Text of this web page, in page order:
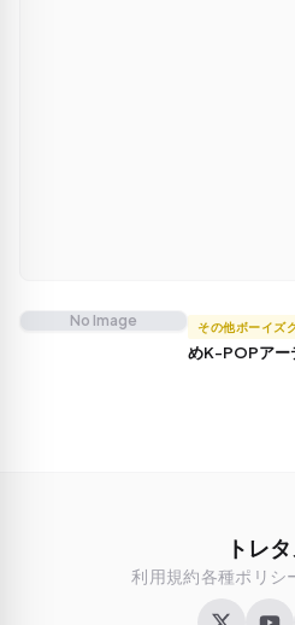
No Image その他ボーイズ
めK-POPアー
トレ
利用規約各種ポリシ